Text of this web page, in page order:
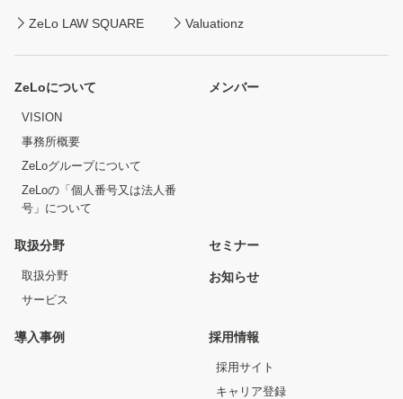
ZeLo LAW SQUARE Valuationz
ZeLoについて
VISION
事務所概要
ZeLoグループについて
ZeLoの「個人番号又は法人番
号」について
メンバー
取扱分野
取扱分野
サービス
セミナー
お知らせ
導入事例 採用情報
採用サイト
キャリア登録